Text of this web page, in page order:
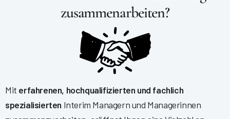
zusammenarbeiten?
Mit erfahrenen, hochqualifizierten und fachlich
spezialisierten Interim Managern und Managerinnen